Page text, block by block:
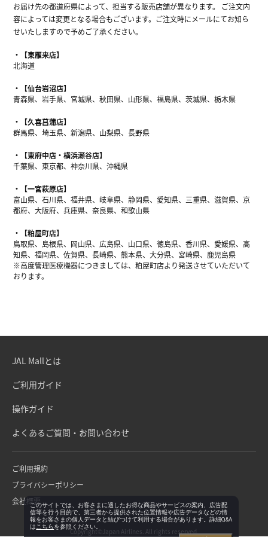
お届け先の都道府県によって、担当する販売店舗が異なります。 ご注文内
容によっては変更となる場合もございます。ご注文時にメールにてお知ら
せいたしますので予めご了承ください。
【東雁来店】
北海道
【仙台岩沼店】
青森県、岩手県、宮城県、秋田県、山形県、福島県、茨城県、栃木県
【久喜菖蒲店】
群馬県、埼玉県、新潟県、山梨県、長野県
【東府中店・横浜瀬谷店】
千葉県、東京都、神奈川県、沖縄県
【一宮萩原店】
富山県、石川県、福井県、岐阜県、静岡県、愛知県、三重県、滋賀県、京
都府、大阪府、兵庫県、奈良県、和歌山県
【粕屋町店】
鳥取県、島根県、岡山県、広島県、山口県、徳島県、香川県、愛媛県、高
知県、福岡県、佐賀県、長崎県、熊本県、大分県、宮崎県、鹿児島県
※高度管理医療機器につきましては、粕屋町店より発送させていただいて
おります。
JAL Mallとは
ご利用ガイド
操作ガイド
よくあるご質問・お問い合わせ
ご利用規約
プライバシーポリシー
会社概要
Copyright©Japan Airlines. All rights reserved.
このサイトでは、お客さまに適したお得な商品やサービスの案内、広告配
信等を行う目的で、第三者から提供された位置情報や広告データなどの情
報をお客さまの個人データと結びつけて利用する場合があります。詳細Q&A
は こちらを参照ください。